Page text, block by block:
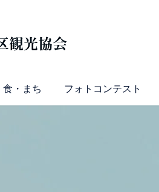
観光協会
食・まち フォトコンテスト